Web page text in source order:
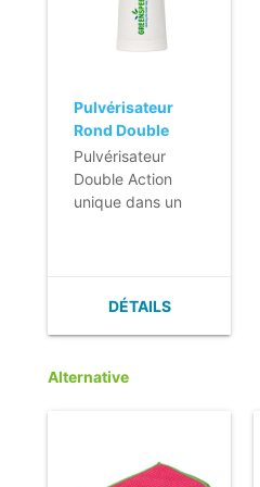
Pulvérisateur
Rond Double
Action - 500ml -
noir
Pulvérisateur
Double Action
unique dans un
- Jet puissant
réglable.
- Pratique et
- Aussi disponible
DÉTAILS
Alternative